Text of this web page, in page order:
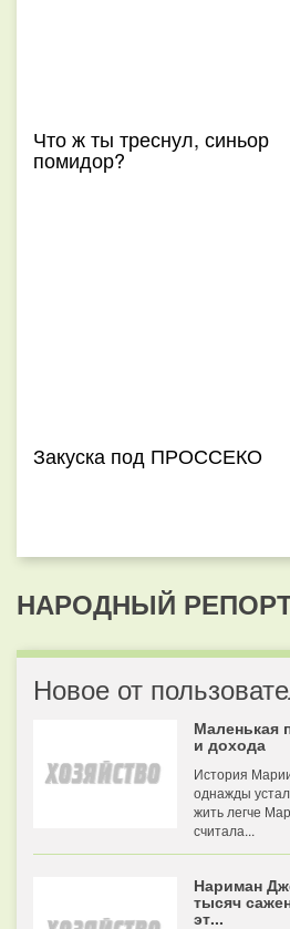
Что ж ты треснул, синьор
помидор?
Закуска под ПРОССЕКО
НАРОДНЫЙ
Новое от
Маленькая
и дохода
История
однажды
жить легче
считала...
Нариман
тысяч
эт...